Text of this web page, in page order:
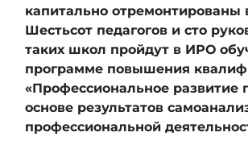
капитально отремонтированы
Шестьсот педагогов и сто
таких школ пройдут в ИРО
программе повышения
«Профессиональное развитие
основе результатов
профессиональной